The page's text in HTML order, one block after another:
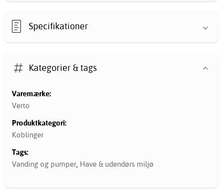
Specifikationer
Kategorier & tags
Varemærke:
Verto
Produktkategori:
Koblinger
Tags:
Vanding og pumper, Have & udendørs miljø